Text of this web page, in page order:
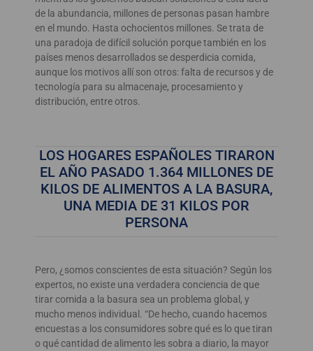
de la abundancia, millones de personas pasan hambre
en el mundo. Hasta ochocientos millones. Se trata de
una paradoja de difícil solución porque también en los
países menos desarrollados se desperdicia comida,
aunque los motivos allí son otros: falta de recursos y de
tecnología para su almacenaje, procesamiento y
distribución, entre otros.
LOS HOGARES ESPAÑOLES TIRARON
EL AÑO PASADO 1.364 MILLONES DE
KILOS DE ALIMENTOS A LA BASURA,
UNA MEDIA DE 31 KILOS POR
PERSONA
Pero, ¿somos conscientes de esta situación? Según los
expertos, no existe una verdadera conciencia de que
tirar comida a la basura sea un problema global, y
mucho menos individual. “De hecho, cuando hacemos
encuestas a los consumidores sobre qué es lo que tiran
o qué cantidad de alimento les sobra a diario, la mayor